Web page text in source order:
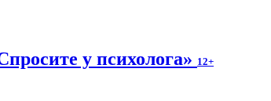
у психолога» 12+